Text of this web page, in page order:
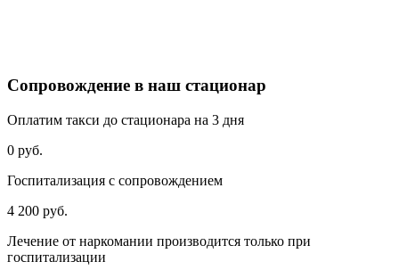
Сопровождение в наш стационар
Оплатим такси до стационара на 3 дня
0 руб.
Госпитализация с сопровождением
4 200 руб.
Лечение от наркомании производится только при
госпитализации